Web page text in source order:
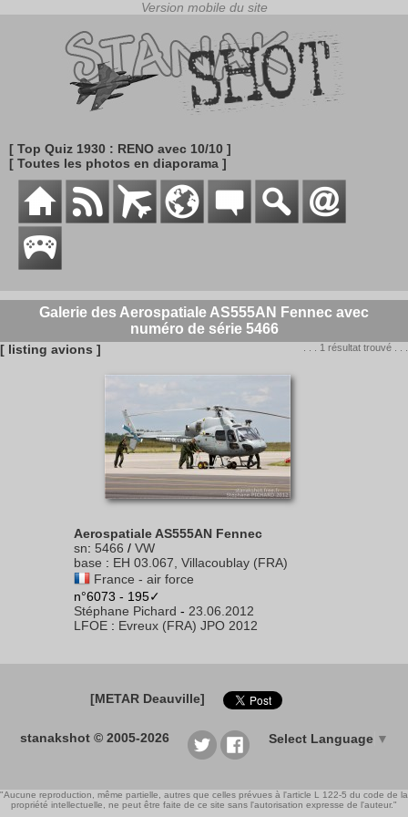
[ Top Quiz 1930 : RENO avec 10/10 ]
[ Toutes les photos en diaporama ]
Galerie des Aerospatiale AS555AN Fennec avec
numéro de série 5466
[ listing avions ] . . . 1 résultat trouvé . . .
Aerospatiale AS555AN Fennec
sn: 5466 / VW
base : EH 03.067, Villacoublay (FRA)
France - air force
n°6073 - 195✓
Stéphane Pichard - 23.06.2012
LFOE : Evreux (FRA) JPO 2012
[METAR Deauville]
stanakshot © 2005-2026 Select Language ▼
"Aucune reproduction, même partielle, autres que celles prévues à l'article L 122-5 du code de la
propriété intellectuelle, ne peut être faite de ce site sans l'autorisation expresse de l'auteur."